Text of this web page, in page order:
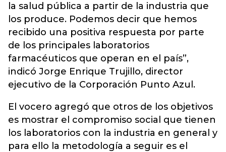
la salud pública a partir de la industria que
los produce. Podemos decir que hemos
recibido una positiva respuesta por parte
de los principales laboratorios
farmacéuticos que operan en el país”,
indicó Jorge Enrique Trujillo, director
ejecutivo de la Corporación Punto Azul.
El vocero agregó que otros de los objetivos
es mostrar el compromiso social que tienen
los laboratorios con la industria en general y
para ello la metodología a seguir es el